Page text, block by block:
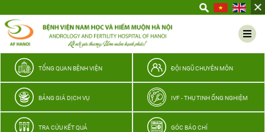
thương
TỔNG QUAN BỆNH VIỆN ĐỘI NGŨ CHUYÊN MÔN
BẢNG GIÁ DỊCH VỤ IVF - THỤ TINH ỐNG NGHIỆM
TRA CỨU KẾT QUẢ GÓC BÁO CHÍ